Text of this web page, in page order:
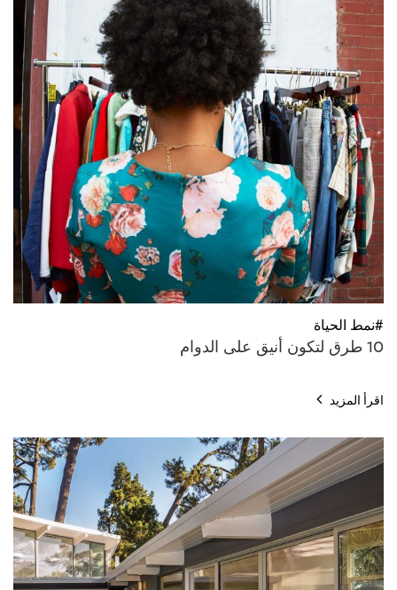
#نمط الحياة
10 طرق لتكون أنيق على الدوام
اقرأ المزيد